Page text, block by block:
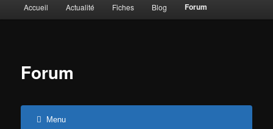
principal
Accueil Actualité Fiches Blog Forum
Forum
Menu